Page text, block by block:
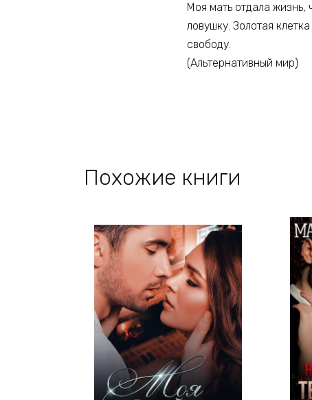
Моя мать отдала жизнь,
ловушку. Золотая
свободу.
(Альтернативный мир)
Похожие книги